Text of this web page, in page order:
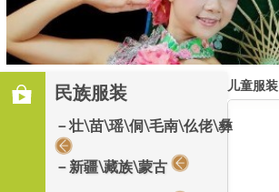
民族服装
－壮\苗\瑶\侗\毛南\仫佬\彝
－新疆\藏族\蒙古
儿童服装